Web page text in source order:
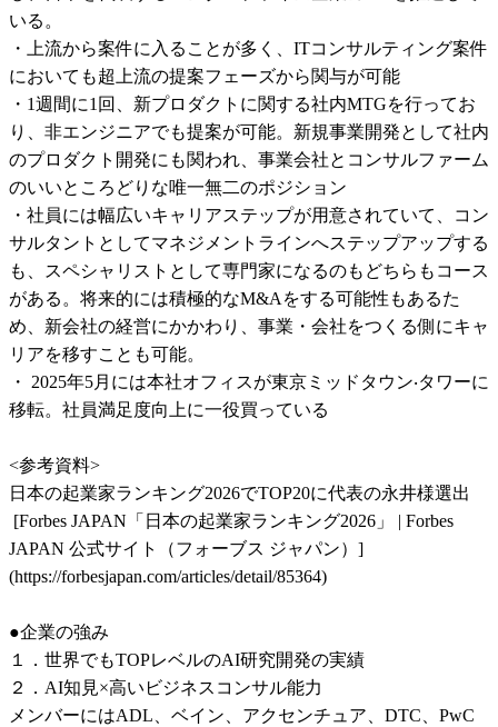
いる。
・上流から案件に入ることが多く、ITコンサルティング案件
においても超上流の提案フェーズから関与が可能
・1週間に1回、新プロダクトに関する社内MTGを行ってお
り、非エンジニアでも提案が可能。新規事業開発として社内
のプロダクト開発にも関われ、事業会社とコンサルファーム
のいいところどりな唯一無二のポジション
・社員には幅広いキャリアステップが用意されていて、コン
サルタントとしてマネジメントラインへステップアップする
も、スペシャリストとして専門家になるのもどちらもコース
がある。将来的には積極的なM&Aをする可能性もあるた
め、新会社の経営にかかわり、事業・会社をつくる側にキャ
リアを移すことも可能。
・ 2025年5月には本社オフィスが東京ミッドタウン‧タワーに
移転。社員満足度向上に一役買っている
<参考資料>
日本の起業家ランキング2026でTOP20に代表の永井様選出
JAPAN 公式サイト（フォーブス ジャパン）]
(https://forbesjapan.com/articles/detail/85364)
●企業の強み
１．世界でもTOPレベルのAI研究開発の実績
２．AI知見×高いビジネスコンサル能力
メンバーにはADL、ベイン、アクセンチュア、DTC、PwC